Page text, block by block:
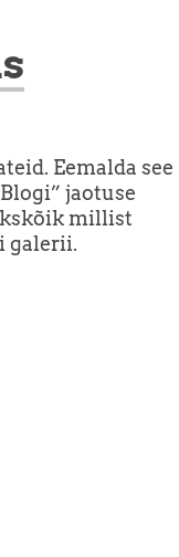
Eemalda see
jaotuse
millist
galerii.